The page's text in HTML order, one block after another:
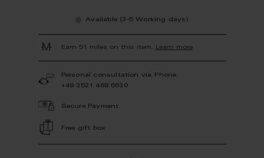
Available (3-5 Working days)
Earn 51 miles on this item. Learn more
Personal consultation via Phone
+49 3521 468 6630
Secure Payment
Free gift box